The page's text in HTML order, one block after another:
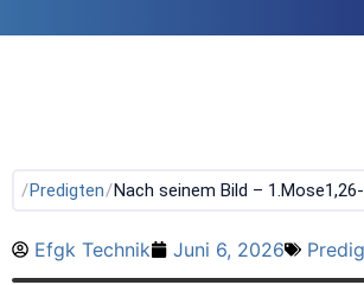
/Predigten/Nach seinem Bild – 1.Mose1,26-
Efgk Technik Juni 6, 2026